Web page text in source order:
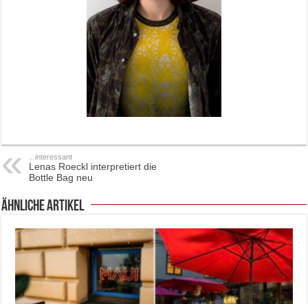
.. interessant
Lenas Roeckl interpretiert die
Bottle Bag neu
ähnliche Artikel